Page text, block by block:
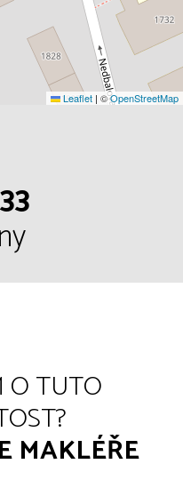
Leaflet | ©OpenStreetMap
O TUTO
MAKLÉŘE